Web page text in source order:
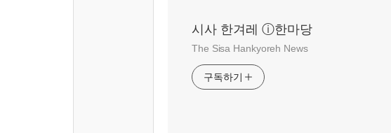
시사 한겨레 ⓘ한마당
The Sisa Hankyoreh News
구독하기